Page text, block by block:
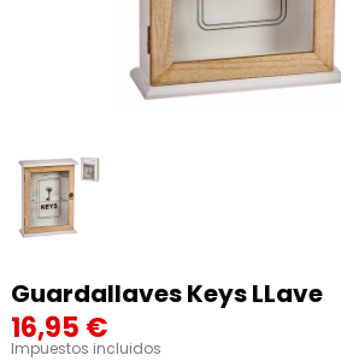
Guardallaves Keys LLave
16,95 €
Impuestos incluidos